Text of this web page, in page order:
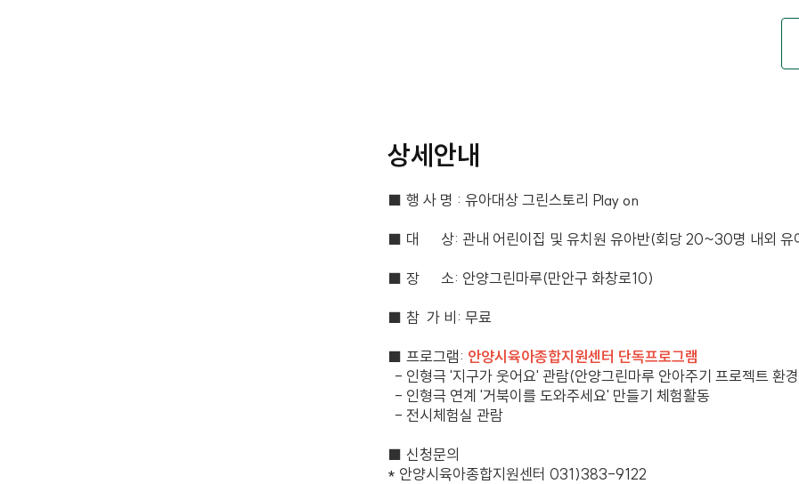
상세안내
■ 행 사 명 : 유아대상 그린스토리 Play on
■ 대 상: 관내 어린이집 및 유치원 유아반(회당 20~30명 내외 유
■ 장 소: 안양그린마루(만안구 화창로10)
■ 참 가 비: 무료
■ 프로그램: 안양시육아종합지원센터 단독프로그램
- 인형극 '지구가 웃어요' 관람(안양그린마루 안아주기 프로젝트 환
- 인형극 연계 '거북이를 도와주세요' 만들기 체험활동
- 전시체험실 관람
■ 신청문의
* 안양시육아종합지원센터 031)383-9122